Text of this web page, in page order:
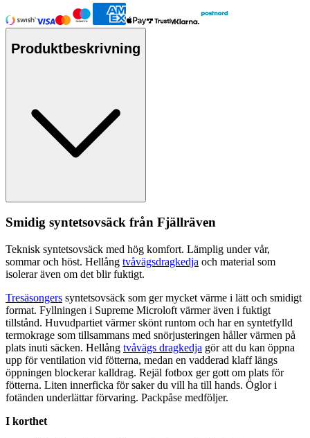
Produktbeskrivning
Smidig syntetsovsäck från Fjällräven
Teknisk syntetsovsäck med hög komfort. Lämplig under vår,
sommar och höst. Hellång tvåvägsdragkedja och material som
isolerar även om det blir fuktigt.
Tresäsongers syntetsovsäck som ger mycket värme i lätt och smidigt
format. Fyllningen i Supreme Microloft värmer även i fuktigt
tillstånd. Huvudpartiet värmer skönt runtom och har en syntetfylld
termokrage som tillsammans med snörjusteringen håller värmen på
plats inuti säcken. Hellång tvåvägs dragkedja gör att du kan öppna
upp för ventilation vid fötterna, medan en vadderad klaff längs
öppningen blockerar kalldrag. Rejäl fotbox ger gott om plats för
fötterna. Liten innerficka för saker du vill ha till hands. Öglor i
fotänden underlättar förvaring. Packpåse medföljer.
I korthet